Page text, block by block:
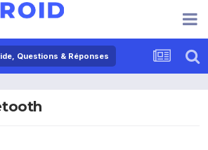
Questions & Réponses